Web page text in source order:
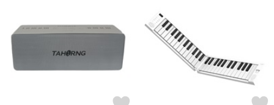
電子ピアノ